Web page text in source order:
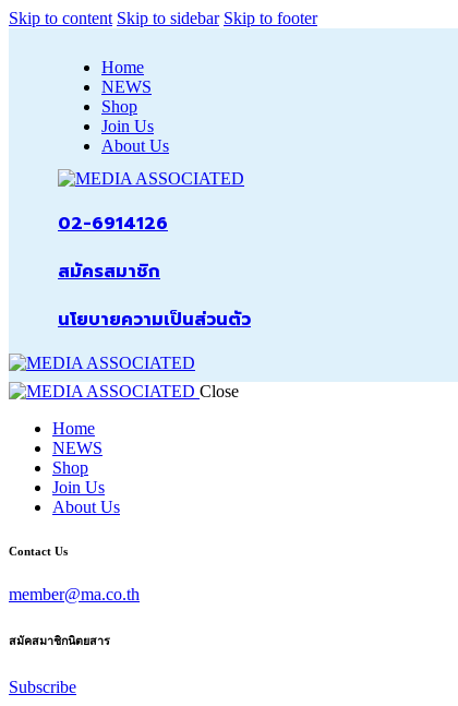
Skip to content Skip to sidebar Skip to footer
Home
NEWS
Shop
Join Us
About Us
02-6914126
สมัครสมาชิก
นโยบายความเป็นส่วนตัว
Close
Home
NEWS
Shop
Join Us
About Us
Contact Us
member@ma.co.th
สมัคสมาชิกนิตยสาร
Subscribe